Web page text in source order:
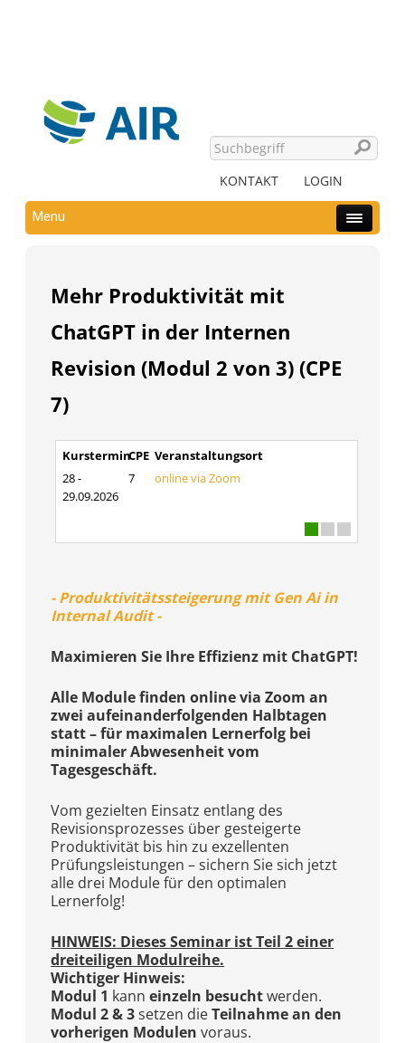
KONTAKT LOGIN
Menu
Mehr Produktivität mit
ChatGPT in der Internen
Revision (Modul 2 von 3) (CPE
7)
KursterminCPE Veranstaltungsort
28 -
29.09.2026
7 online via Zoom
- Produktivitätssteigerung mit Gen Ai in
Internal Audit -
Maximieren Sie Ihre Effizienz mit ChatGPT!
Alle Module finden online via Zoom an
zwei aufeinanderfolgenden Halbtagen
statt – für maximalen Lernerfolg bei
minimaler Abwesenheit vom
Tagesgeschäft.
Vom gezielten Einsatz entlang des
Revisionsprozesses über gesteigerte
Produktivität bis hin zu exzellenten
Prüfungsleistungen – sichern Sie sich jetzt
alle drei Module für den optimalen
Lernerfolg!
HINWEIS: Dieses Seminar ist Teil 2 einer
dreiteiligen Modulreihe.
Wichtiger Hinweis:
Modul 1 kanneinzeln besuchtwerden.
Modul 2 & 3setzen dieTeilnahme an den
vorherigen Modulen voraus.